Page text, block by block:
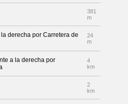
381
m
derecha por Carretera de
24
m
a la derecha por
4
km
2
km